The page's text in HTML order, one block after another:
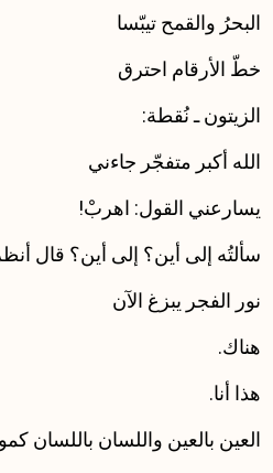
البحرُ والقمح تيبّسا
خطّ الأرقام احترق
الزيتون ـ نُقطة:
الله أكبر متفجّر جاءني
يسارعني القول: اهربْ!
سألتُه إلى أين؟ إلى أين؟ قال
نور الفجر يبزغ الآن
هناك.
هذا أنا.
العين بالعين واللسان باللسان